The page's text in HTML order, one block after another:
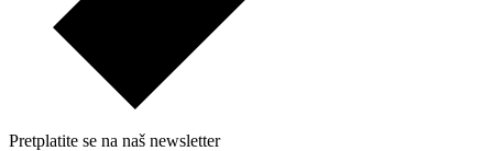
Pretplatite se na naš newsletter